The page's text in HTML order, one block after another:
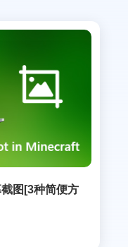
图[3种简便方